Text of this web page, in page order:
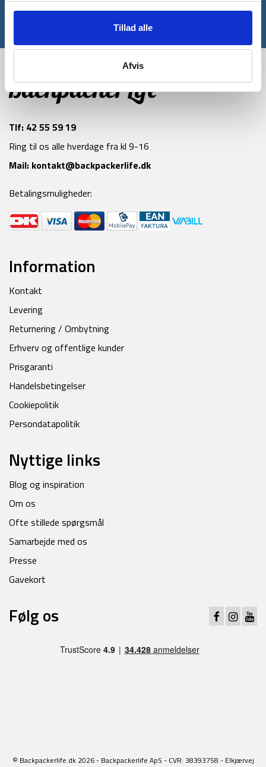
Tillad alle
Afvis
*Gælder ikke allerede nedsatte varer
Tlf: 42 55 59 19
Ring til os alle hverdage fra kl 9-16
Mail: kontakt@backpackerlife.dk
Betalingsmuligheder:
Information
Kontakt
Levering
Returnering / Ombytning
Erhverv og offentlige kunder
Prisgaranti
Handelsbetingelser
Cookiepolitik
Persondatapolitik
Nyttige links
Blog og inspiration
Om os
Ofte stillede spørgsmål
Samarbejde med os
Presse
Gavekort
Følg os
© Backpackerlife.dk 2026 - Backpackerlife ApS - CVR: 38393758 - Elkjærvej